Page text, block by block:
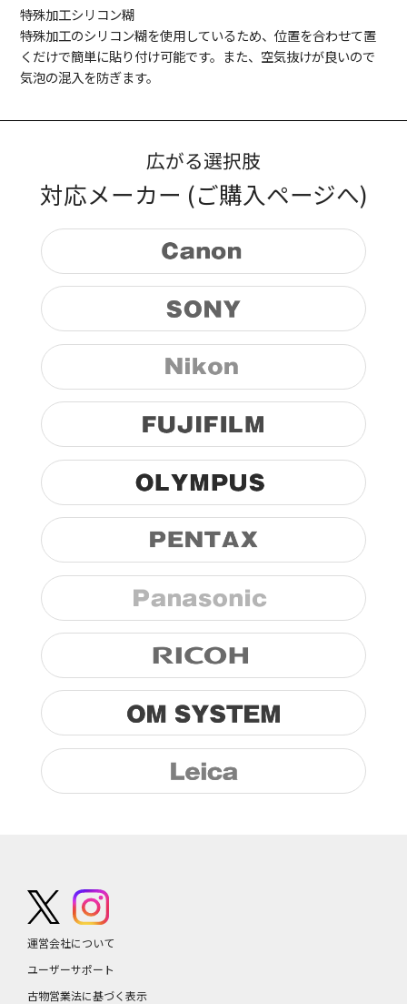
特殊加工シリコン糊
特殊加工のシリコン糊を使用しているため、位置を合わせて置
くだけで簡単に貼り付け可能です。また、空気抜けが良いので
気泡の混入を防ぎます。
広がる選択肢
対応メーカー (ご購入ページへ)
運営会社について
ユーザーサポート
古物営業法に基づく表示